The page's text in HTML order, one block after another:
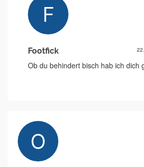
Footfick
Ob du behindert bisch hab ich dich